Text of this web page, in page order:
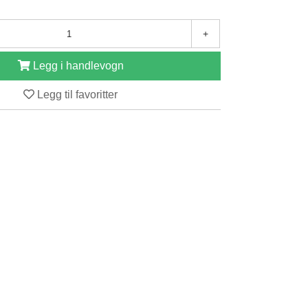
+
Legg i handlevogn
Legg til favoritter